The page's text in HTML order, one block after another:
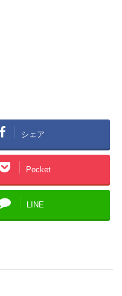
シェア
Pocket
LINE